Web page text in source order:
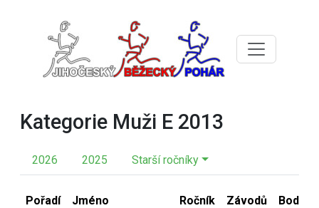
Kategorie Muži E 2013
2026 2025 Starší ročníky
Pořadí Jméno Ročník Závodů Body